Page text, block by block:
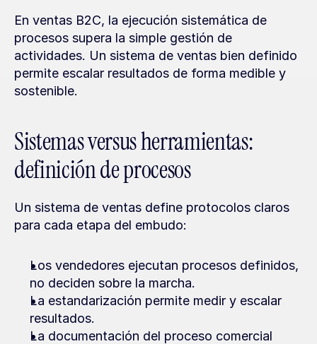
En ventas B2C, la ejecución sistemática de
procesos supera la simple gestión de
actividades. Un sistema de ventas bien definido
permite escalar resultados de forma medible y
sostenible.
Sistemas versus herramientas:
definición de procesos
Un sistema de ventas define protocolos claros
para cada etapa del embudo:
Los vendedores ejecutan procesos definidos,
no deciden sobre la marcha.
La estandarización permite medir y escalar
resultados.
La documentación del proceso comercial